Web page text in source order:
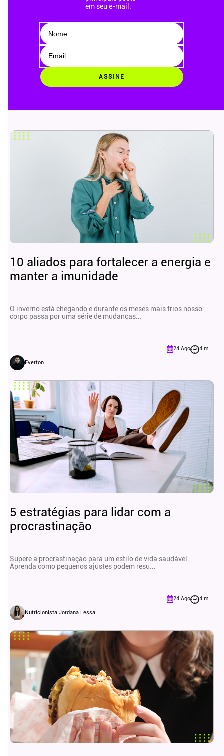
em seu e-mail.
ASSINE
10 aliados para fortalecer a energia e
manter a imunidade
O inverno está chegando e durante os meses mais frios nosso
corpo passa por uma série de mudanças...
Everton
24 Ago 4 m
5 estratégias para lidar com a
procrastinação
Supere a procrastinação para um estilo de vida saudável.
Aprenda como pequenos ajustes podem resu...
Nutricionista Jordana Lessa
24 Ago 4 m